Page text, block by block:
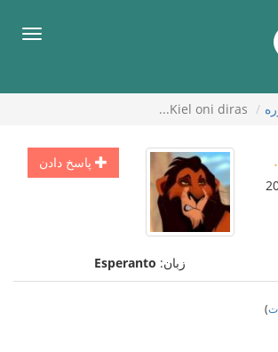
Kiel oni diras...
پاسخ دادن
زبان: Esperanto
)